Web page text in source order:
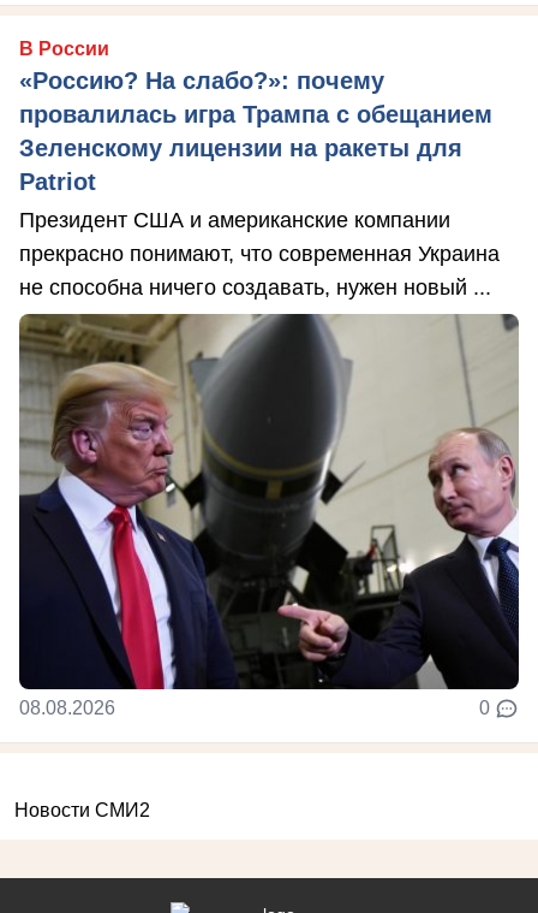
В России
«Россию? На слабо?»: почему
провалилась игра Трампа с обещанием
Зеленскому лицензии на ракеты для
Patriot
Президент США и американские компании
прекрасно понимают, что современная Украина
не способна ничего создавать, нужен новый ...
08.08.2026 0
Новости СМИ2